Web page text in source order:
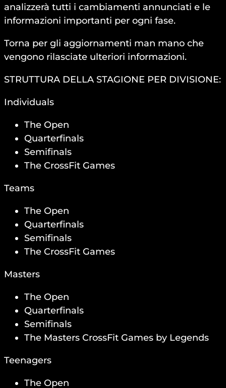
analizzerà tutti i cambiamenti annunciati e le
informazioni importanti per ogni fase.
Torna per gli aggiornamenti man mano che
vengono rilasciate ulteriori informazioni.
STRUTTURA DELLA STAGIONE PER DIVISIONE:
Individuals
The Open
Quarterfinals
Semifinals
The CrossFit Games
Teams
The Open
Quarterfinals
Semifinals
The CrossFit Games
Masters
The Open
Quarterfinals
Semifinals
The Masters CrossFit Games by Legends
Teenagers
The Open